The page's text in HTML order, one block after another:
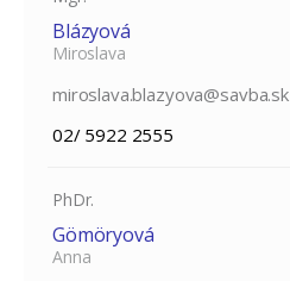
Blázyová
Miroslava
miroslava.blazyova@savba.sk
02/ 5922 2555
PhDr.
Gömöryová
Anna